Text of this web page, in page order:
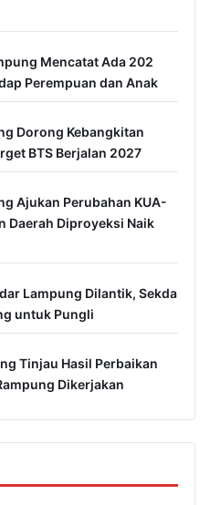
Mencatat Ada 202
Perempuan dan Anak
Dorong Kebangkitan
BTS Berjalan 2027
Ajukan Perubahan KUA-
Daerah Diproyeksi Naik
Lampung Dilantik, Sekda
untuk Pungli
Tinjau Hasil Perbaikan
Dikerjakan